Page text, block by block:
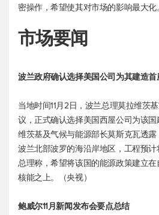
密操作，希望使其对市场的影响最大化。
市场要闻
波兰政府确认选择美国公司为其建造首
当地时间11月2日，波兰总理莫拉维茨
议，正式确认选择美国西屋公司为该
维茨基及气候与能源部长莫斯克瓦透
波兰北部波罗的海沿岸地区，工程预
总理称，希望将该国的能源政策建立
核能之上。（央视）
鲍威尔11月新闻发布会要点总结